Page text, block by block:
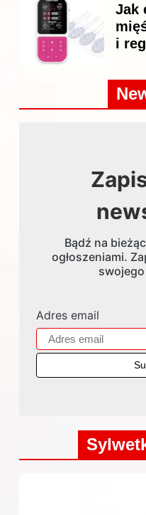
Jak
i
Bądź na
ogłoszeniami.
Adres email